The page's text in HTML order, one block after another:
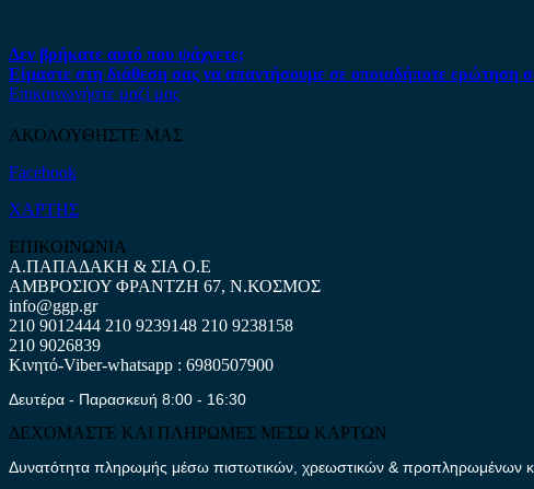
Δεν βρήκατε αυτό που ψάχνετε;
Είμαστε στη διάθεση σας να απαντήσουμε σε οποιαδήποτε ερώτηση
Επικοινωνήστε μαζί μας
ΑΚΟΛΟΥΘΗΣΤΕ ΜΑΣ
Facebook
ΧΑΡΤΗΣ
ΕΠΙΚΟΙΝΩΝΙΑ
Α.ΠΑΠΑΔΑΚΗ & ΣΙΑ Ο.Ε
ΑΜΒΡΟΣΙΟΥ ΦΡΑΝΤΖΗ 67, Ν.ΚΟΣΜΟΣ
info@ggp.gr
210 9012444 210 9239148 210 9238158
210 9026839
Κινητό-Viber-whatsapp : 6980507900
Δευτέρα - Παρασκευή 8:00 - 16:30
ΔΕΧΟΜΑΣΤΕ ΚΑΙ ΠΛΗΡΩΜΕΣ ΜΕΣΩ ΚΑΡΤΩΝ
Δυνατότητα πληρωμής μέσω πιστωτικών, χρεωστικών & προπληρωμένων